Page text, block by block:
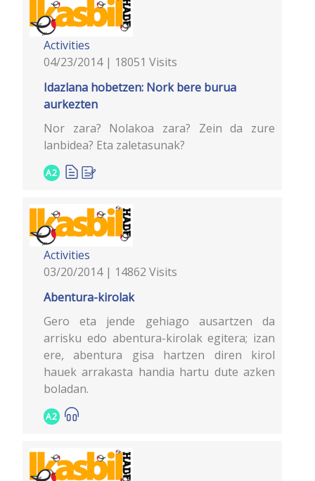
Activities
04/23/2014 | 18051 Visits
Idazlana hobetzen: Nork bere burua
aurkezten
Nor zara? Nolakoa zara? Zein da zure
lanbidea? Eta zaletasunak?
A2
Activities
03/20/2014 | 14862 Visits
Abentura-kirolak
Gero eta jende gehiago ausartzen da
arrisku edo abentura-kirolak egitera; izan
ere, abentura gisa hartzen diren kirol
hauek arrakasta handia hartu dute azken
boladan.
A2